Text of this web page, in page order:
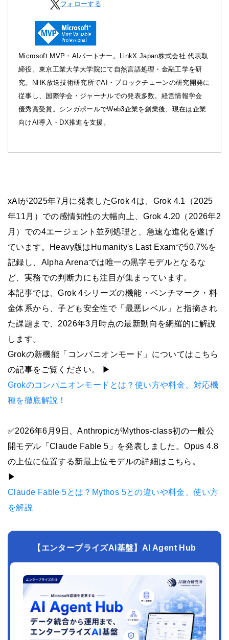
フォローする
Microsoft MVP・AIパートナー。LinkX Japan株式会社 代表取
締役。東京工業大学大学院にて自然言語処理・金融工学を研
究。NHK放送技術研究所でAI・ブロックチェーンの研究開発に
従事し、国際学会・ジャーナルでの発表多数。経営情報学会
優秀賞受賞。シンガポールでWeb3企業を創業後、現在は企業
向けAI導入・DX推進を支援。
xAIが2025年7月に発表したGrok 4は、Grok 4.1（2025
年11月）での感情知性の大幅向上、Grok 4.20（2026年2
月）での4エージェント並列処理と、急速な進化を遂げ
ています。Heavy版はHumanity's Last Examで50.7%を
記録し、Alpha Arenaでは唯一の黒字モデルとなるな
ど、実務での判断力にも注目が集まっています。
本記事では、Grok 4シリーズの機能・ベンチマーク・料
金体系から、子ども安全性で「最悪レベル」と指摘され
た課題まで、2026年3月時点の最新動向を網羅的に解説
します。
Grokの新機能「コンパニオンモード」についてはこちら
の記事をご覧ください。 ▶︎
Grokのコンパニオンモードとは？使い方や料金、対応機
種を徹底解説！
✅2026年6月9日、AnthropicがMythos-class初の一般公
開モデル「Claude Fable 5」を発表しました。Opus 4.8
の上位に位置する新最上位モデルの詳細はこちら。
▶︎
Claude Fable 5とは？Mythos 5との違いや料金、使い方
を解説
【エンタープライズAI基盤】AI Agent Hub